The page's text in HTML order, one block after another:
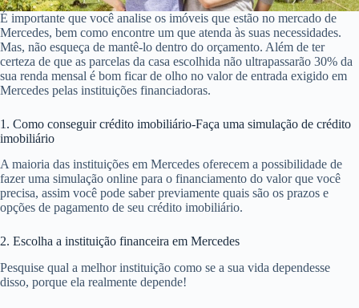
É importante que você analise os imóveis que estão no mercado de
Mercedes, bem como encontre um que atenda às suas necessidades.
Mas, não esqueça de mantê-lo dentro do orçamento. Além de ter
certeza de que as parcelas da casa escolhida não ultrapassarão 30% da
sua renda mensal é bom ficar de olho no valor de entrada exigido em
Mercedes pelas instituições financiadoras.
1. Como conseguir crédito imobiliário-Faça uma simulação de crédito
imobiliário
A maioria das instituições em Mercedes oferecem a possibilidade de
fazer uma simulação online para o financiamento do valor que você
precisa, assim você pode saber previamente quais são os prazos e
opções de pagamento de seu crédito imobiliário.
2. Escolha a instituição financeira em Mercedes
Pesquise qual a melhor instituição como se a sua vida dependesse
disso, porque ela realmente depende!